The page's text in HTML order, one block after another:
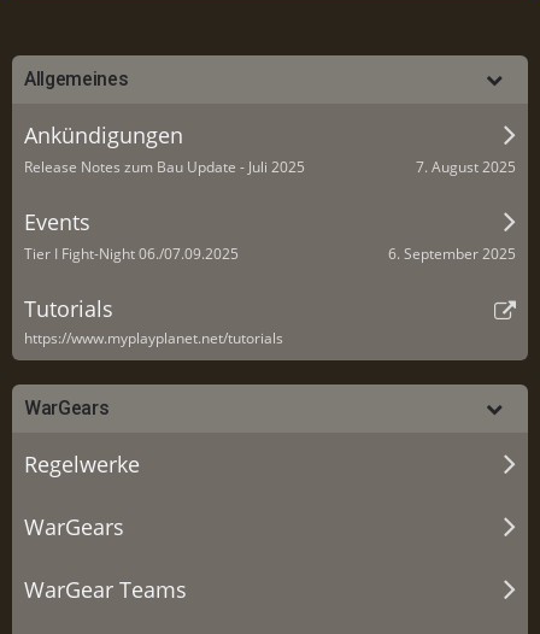
Allgemeines
Ankündigungen
Release Notes zum Bau Update - Juli 2025 7. August 2025
Events
Tier I Fight-Night 06./07.09.2025 6. September 2025
Tutorials
https://www.myplayplanet.net/tutorials
WarGears
Regelwerke
WarGears
WarGear Teams